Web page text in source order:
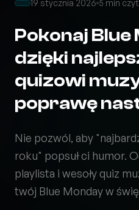
19 stycznia 2026 5 min
Pokonaj Blue
dzięki
quizowi
poprawę
Nie pozwól, aby
roku" popsuł ci humor.
playlista i wesoły quiz
twój Blue Monday w